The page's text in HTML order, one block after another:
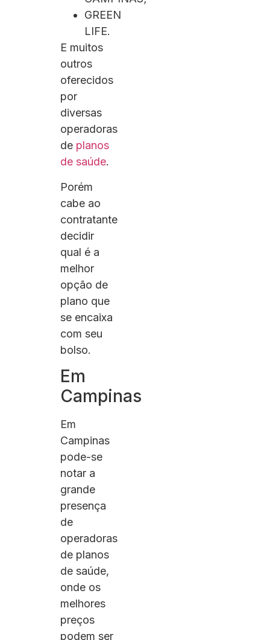
GREEN
LIFE.
E muitos
outros
oferecidos
por
diversas
operadoras
de planos
de saúde.
Porém
cabe ao
contratante
decidir
qual é a
melhor
opção de
plano que
se encaixa
com seu
bolso.
Em
Campinas
Em
Campinas
pode-se
notar a
grande
presença
de
operadoras
de planos
de saúde,
onde os
melhores
preços
podem ser